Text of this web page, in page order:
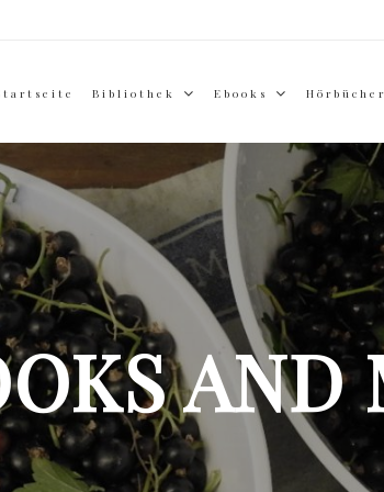
Bibliothek Ebooks Hörbücher
AND